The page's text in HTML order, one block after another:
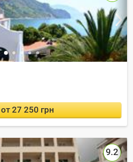
от 27 250 грн
9.2